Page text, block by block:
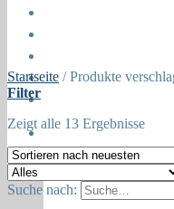
Press
Newsletter
Startseite /Produkte
Filter
Zeigt alle 13 Ergebnisse
Suche nach: